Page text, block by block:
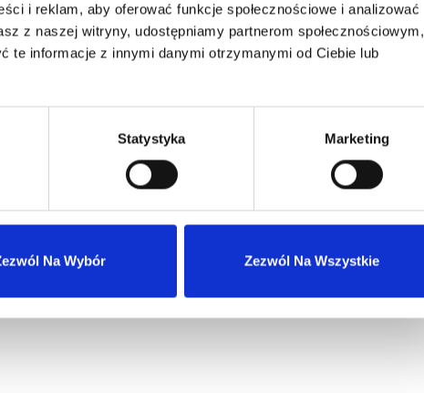
i reklam, aby oferować funkcje społecznościowe i analizować
z naszej witryny, udostępniamy partnerom społecznościowym,
te informacje z innymi danymi otrzymanymi od Ciebie lub
Statystyka Marketing
Na Wybór Zezwól Na Wszystkie
w Polsce